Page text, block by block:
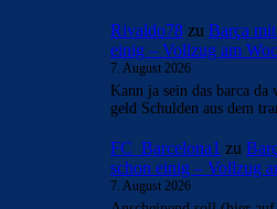
Rivaldo78 zu Barça
einig – Vollzug am
7. August 2026
Kann ja sein das barca
geld Schulden aus dem
FC_Barcelona1 zu
schon einig – Vollzug
7. August 2026